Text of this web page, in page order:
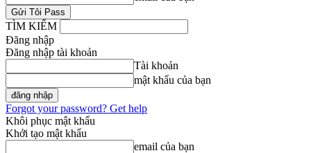
TÌM KIẾM
Đăng nhập
Đăng nhập tài khoản
Tài khoản
mật khẩu của bạn
Forgot your password? Get help
Khôi phục mật khẩu
Khởi tạo mật khẩu
email của bạn